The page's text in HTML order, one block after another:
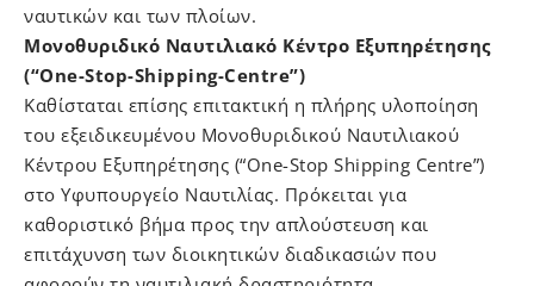
ναυτικών και των πλοίων.
Μονοθυριδικό Ναυτιλιακό Κέντρο Εξυπηρέτησης
(“One-Stop-Shipping-Centre”)
Καθίσταται επίσης επιτακτική η πλήρης υλοποίηση
του εξειδικευμένου Μονοθυριδικού Ναυτιλιακού
Κέντρου Εξυπηρέτησης (“One-Stop Shipping Centre”)
στο Υφυπουργείο Ναυτιλίας. Πρόκειται για
καθοριστικό βήμα προς την απλούστευση και
επιτάχυνση των διοικητικών διαδικασιών που